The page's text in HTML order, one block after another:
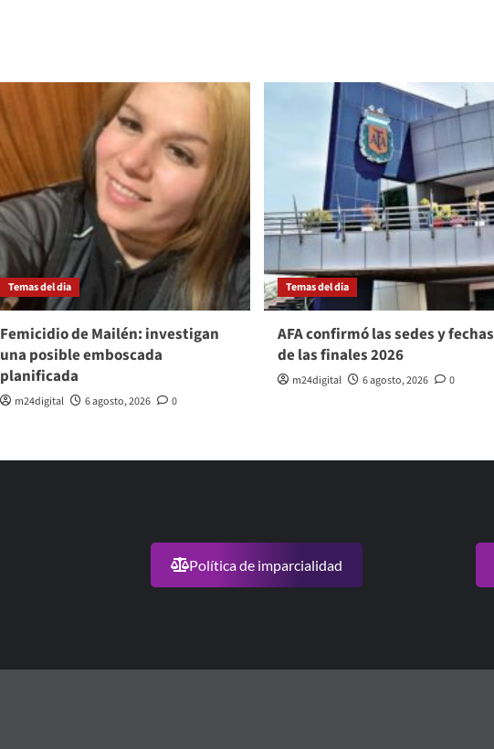
Temas del dia
Femicidio de Mailén: investigan
una posible emboscada
planificada
m24digital 6 agosto, 2026 0
Temas del dia
AFA confirmó las sedes y fechas
de las finales 2026
m24digital 6 agosto, 2026 0
Política de imparcialidad